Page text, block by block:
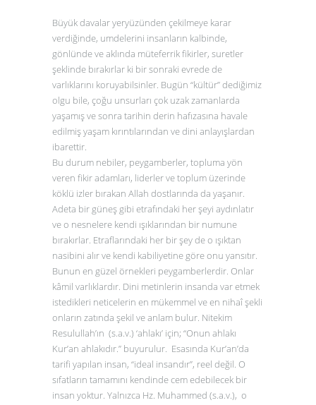
Büyük davalar yeryüzünden çekilmeye karar
verdiğinde, umdelerini insanların kalbinde,
gönlünde ve aklında müteferrik fikirler, suretler
şeklinde bırakırlar ki bir sonraki evrede de
varlıklarını koruyabilsinler. Bugün “kültür” dediğimiz
olgu bile, çoğu unsurları çok uzak zamanlarda
yaşamış ve sonra tarihin derin hafızasına havale
edilmiş yaşam kırıntılarından ve dini anlayışlardan
ibarettir.
Bu durum nebiler, peygamberler, topluma yön
veren fikir adamları, liderler ve toplum üzerinde
köklü izler bırakan Allah dostlarında da yaşanır.
Adeta bir güneş gibi etrafındaki her şeyi aydınlatır
ve o nesnelere kendi ışıklarından bir numune
bırakırlar. Etraflarındaki her bir şey de o ışıktan
nasibini alır ve kendi kabiliyetine göre onu yansıtır.
Bunun en güzel örnekleri peygamberlerdir. Onlar
kâmil varlıklardır. Dini metinlerin insanda var etmek
istedikleri neticelerin en mükemmel ve en nihaî şekli
onların zatında şekil ve anlam bulur. Nitekim
Resulullah’ın (s.a.v.) ‘ahlakı’ için; “Onun ahlakı
Kur’an ahlakıdır.” buyurulur. Esasında Kur’an’da
tarifi yapılan insan, “ideal insandır”, reel değil. O
sıfatların tamamını kendinde cem edebilecek bir
insan yoktur. Yalnızca Hz. Muhammed (s.a.v.), o